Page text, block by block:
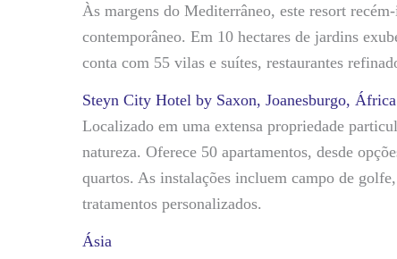
Às margens do Mediterrâneo, este resort
contemporâneo. Em 10 hectares de jardins
conta com 55 vilas e suítes, restaurantes
Steyn City Hotel by Saxon, Joanesburgo,
Localizado em uma extensa propriedade
natureza. Oferece 50 apartamentos, desde
quartos. As instalações incluem campo de
tratamentos personalizados.
Ásia